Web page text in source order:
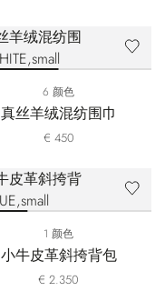
6 颜色
真丝羊绒混纺围巾
€ 450
1 颜色
小牛皮革斜挎背包
€ 2.350